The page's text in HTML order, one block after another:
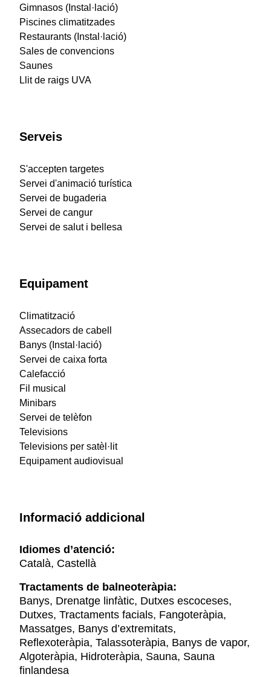
Gimnasos (Instal·lació)
Piscines climatitzades
Restaurants (Instal·lació)
Sales de convencions
Saunes
Llit de raigs UVA
Serveis
S'accepten targetes
Servei d'animació turística
Servei de bugaderia
Servei de cangur
Servei de salut i bellesa
Equipament
Climatització
Assecadors de cabell
Banys (Instal·lació)
Servei de caixa forta
Calefacció
Fil musical
Minibars
Servei de telèfon
Televisions
Televisions per satèl·lit
Equipament audiovisual
Informació addicional
Idiomes d’atenció:
Català, Castellà
Tractaments de balneoteràpia:
Banys, Drenatge linfàtic, Dutxes escoceses,
Dutxes, Tractaments facials, Fangoteràpia,
Massatges, Banys d’extremitats,
Reflexoteràpia, Talassoteràpia, Banys de vapor,
Algoteràpia, Hidroteràpia, Sauna, Sauna
finlandesa